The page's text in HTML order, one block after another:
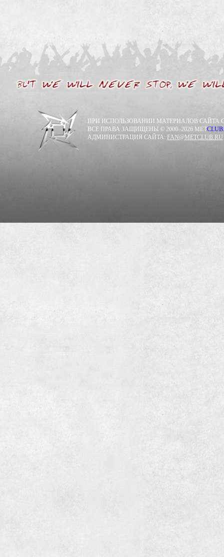
ПРИ ИСПОЛЬЗОВАНИИ МАТЕРИАЛОВ САЙТА
ВСЕ ПРАВА ЗАЩИЩЕНЫ © 2000–2026 METCLUB.
АДМИНИСТРАЦИЯ САЙТА: FAN@METCLUB.RU